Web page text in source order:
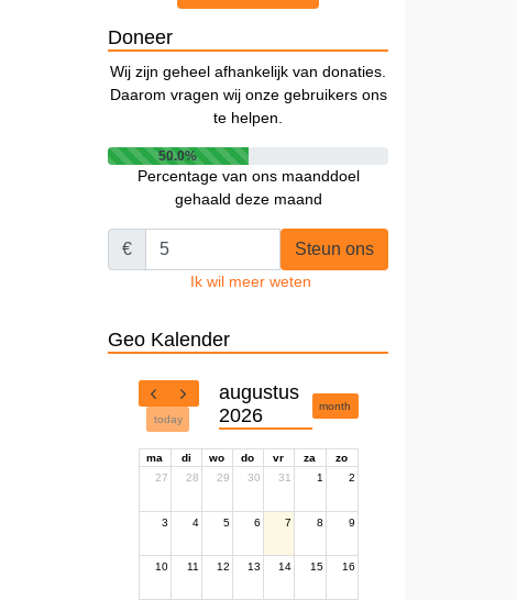
Doneer
Wij zijn geheel afhankelijk van donaties.
Daarom vragen wij onze gebruikers ons
te helpen.
50.0%
Percentage van ons maanddoel
gehaald deze maand
€ Steun ons
Ik wil meer weten
Geo Kalender
today
augustus
2026
month
ma di wo do vr za
zo
27
28 29 30 31 1 2
3 4 5 6 7 8 9
10 11 12 13 14 15 16